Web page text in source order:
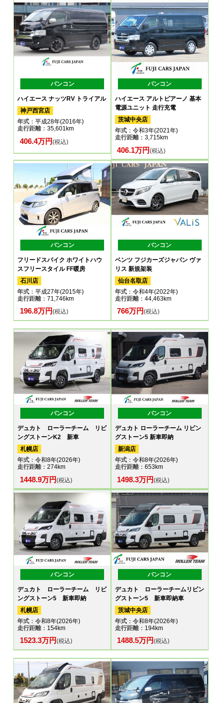
バンコン
ハイエース ナッツRV トライアル
神戸西宮店
年式 ：平成28年(2016年)
走行距離：35,601km
406.4万円(税込)
バンコン
ハイエース アルトピアーノ 基本
電源ユニット 走行充電
茨城中央店
年式：令和3年(2021年)
走行距離：3,715km
406.1万円(税込)
バンコン
フリードスパイク ホワイトハウ
スフリースタイル FF暖房
石川店
年式 ：平成27年(2015年)
走行距離：71,746km
196.8万円(税込)
バンコン
ベンツ フジカーズジャパン ヴァ
リス 新規架装
仙台名取店
年式：令和4年(2022年)
走行距離：44,463km
766万円(税込)
バンコン
デュカト ローラーチーム リビ
ングストーンK2 新車
札幌店
年式 ：令和8年(2026年)
走行距離：274km
1448.9万円(税込)
バンコン
デュカト ローラーチーム リビン
グストーン5 新車即納
新潟店
年式：令和8年(2026年)
走行距離：653km
1498.3万円(税込)
バンコン
デュカト ローラーチーム リビ
ングストーン5 新車即納
札幌店
年式 ：令和8年(2026年)
走行距離：154km
1523.3万円(税込)
バンコン
デュカト ローラーチームリビン
グストーン5 新車即納車
茨城中央店
年式：令和8年(2026年)
走行距離：194km
1488.5万円(税込)